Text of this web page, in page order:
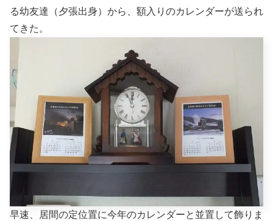
る幼友達（夕張出身）から、額入りのカレンダーが送られ
てきた。
早速、居間の定位置に今年のカレンダーと並置して飾りま